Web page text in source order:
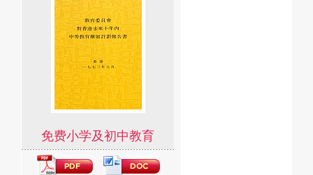
免费小学及初中教育